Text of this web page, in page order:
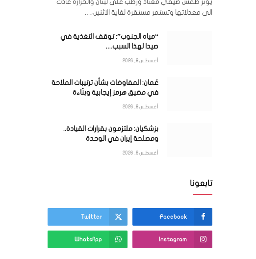
يؤثر طقس صيفي معتاد ورطب على لبنان والحرارة عادت
الى معدلاتها وتستمر مستقرة لغاية الاثنين،…
“مياه الجنوب”: توقف التغذية في
صيدا لهذا السبب…
أغسطس 8, 2026
عُمان: المفاوضات بشأن ترتيبات الملاحة
في مضيق هرمز إيجابية وبنّاءة
أغسطس 8, 2026
بزشكيان: ملتزمون بقرارات القيادة..
ومصلحة إيران في الوحدة
أغسطس 8, 2026
تابعونا
Facebook
Twitter
Instagram
WhatsApp